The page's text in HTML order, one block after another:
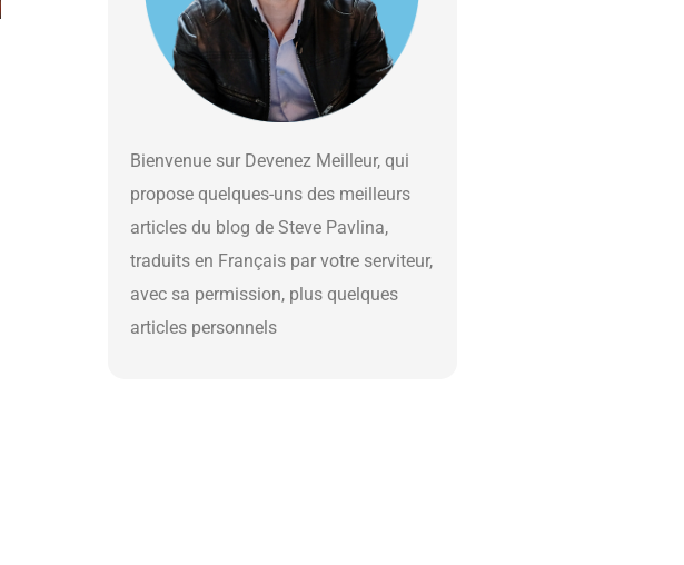
Bienvenue sur Devenez Meilleur, qui
propose quelques-uns des meilleurs
articles du blog de Steve Pavlina,
traduits en Français par votre serviteur,
avec sa permission, plus quelques
articles personnels